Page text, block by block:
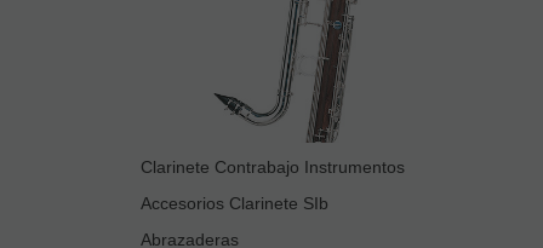
Clarinete Contrabajo Instrumentos
Accesorios Clarinete SIb
Abrazaderas